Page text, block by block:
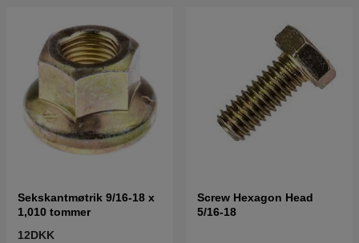
Sekskantmøtrik 9/16-18 x
1,010 tommer
12DKK
Screw Hexagon Head
5/16-18